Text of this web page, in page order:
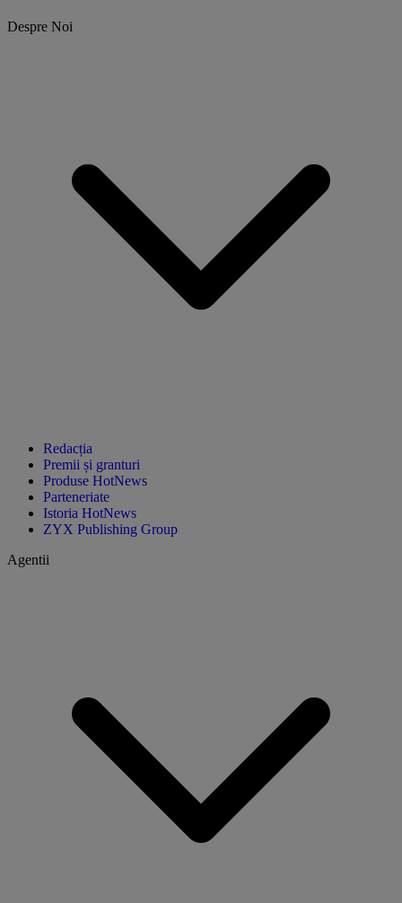
Despre Noi
Redacția
Premii și granturi
Produse HotNews
Parteneriate
Istoria HotNews
ZYX Publishing Group
Agentii